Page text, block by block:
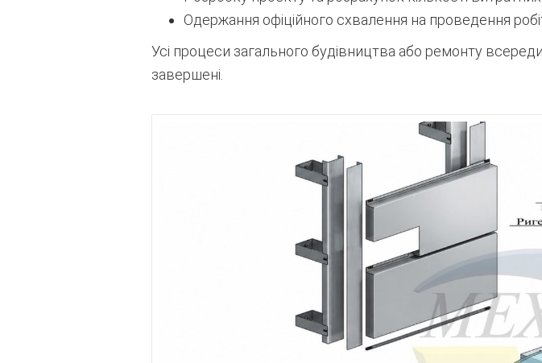
Одержання офіційного схвалення на проведення
Усі процеси загального будівництва або ремонту
завершені.